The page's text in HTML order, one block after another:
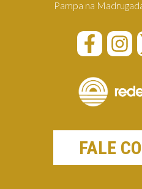
Pampa na
FALE